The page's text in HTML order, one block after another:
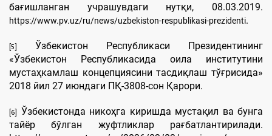
бағишланган учрашувдаги нутқи, 08.03.2019.
https://www.pv.uz/ru/news/uzbekiston-respublikasi-prezidenti.
[5]
Ўзбекистон Республикаси Президентининг
«Ўзбекистон Республикасида оила институтини
мустаҳкамлаш концепциясини тасдиқлаш тўғрисида»
2018 йил 27 июндаги ПҚ-3808-сон Қарори.
[6]
Ўзбекистонда никоҳга киришда мустақил ва бунга
тайёр бўлган жуфтликлар рағбатлантирилади.